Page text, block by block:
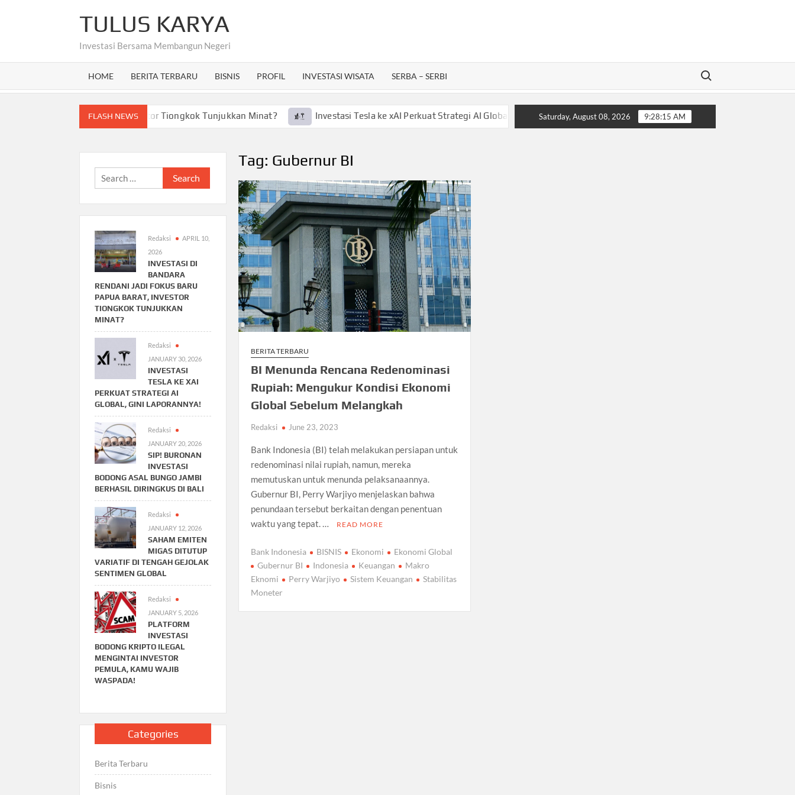
TULUS KARYA
Investasi Bersama Membangun Negeri
HOME BERITA TERBARU BISNIS PROFIL INVESTASI WISATA SERBA – SERBI
Search for:
FLASH NEWS
Fokus Baru Papua Barat, Investor Tiongkok Tunjukkan Minat? Investasi Tesla ke xAI Perkuat Strategi AI Global, Gini Laporannya! Sip! Buronan Investasi Bodong asal Bungo
Saturday, August 08, 2026 9:28:16 AM
Tag: Gubernur BI
BERITA TERBARU
BI Menunda Rencana Redenominasi
Rupiah: Mengukur Kondisi Ekonomi
Global Sebelum Melangkah
Redaksi June 23, 2023
Bank Indonesia (BI) telah melakukan persiapan untuk
redenominasi nilai rupiah, namun, mereka
memutuskan untuk menunda pelaksanaannya.
Gubernur BI, Perry Warjiyo menjelaskan bahwa
penundaan tersebut berkaitan dengan penentuan
waktu yang tepat. …
READ MORE
Bank Indonesia BISNIS Ekonomi
Ekonomi Global
Gubernur BI
Indonesia Keuangan
Makro
Eknomi
Perry Warjiyo Sistem Keuangan
Stabilitas
Moneter
Search
for:
Redaksi
APRIL 10,
2026
INVESTASI DI
BANDARA
RENDANI JADI FOKUS BARU
PAPUA BARAT, INVESTOR
TIONGKOK TUNJUKKAN
MINAT?
Redaksi
JANUARY 30, 2026
INVESTASI
TESLA KE XAI
PERKUAT STRATEGI AI
GLOBAL, GINI LAPORANNYA!
Redaksi
JANUARY 20, 2026
SIP! BURONAN
INVESTASI
BODONG ASAL BUNGO JAMBI
BERHASIL DIRINGKUS DI BALI
Redaksi
JANUARY 12, 2026
SAHAM EMITEN
MIGAS DITUTUP
VARIATIF DI TENGAH GEJOLAK
SENTIMEN GLOBAL
Redaksi
JANUARY 5, 2026
PLATFORM
INVESTASI
BODONG KRIPTO ILEGAL
MENGINTAI INVESTOR
PEMULA, KAMU WAJIB
WASPADA!
Categories
Berita Terbaru
Bisnis